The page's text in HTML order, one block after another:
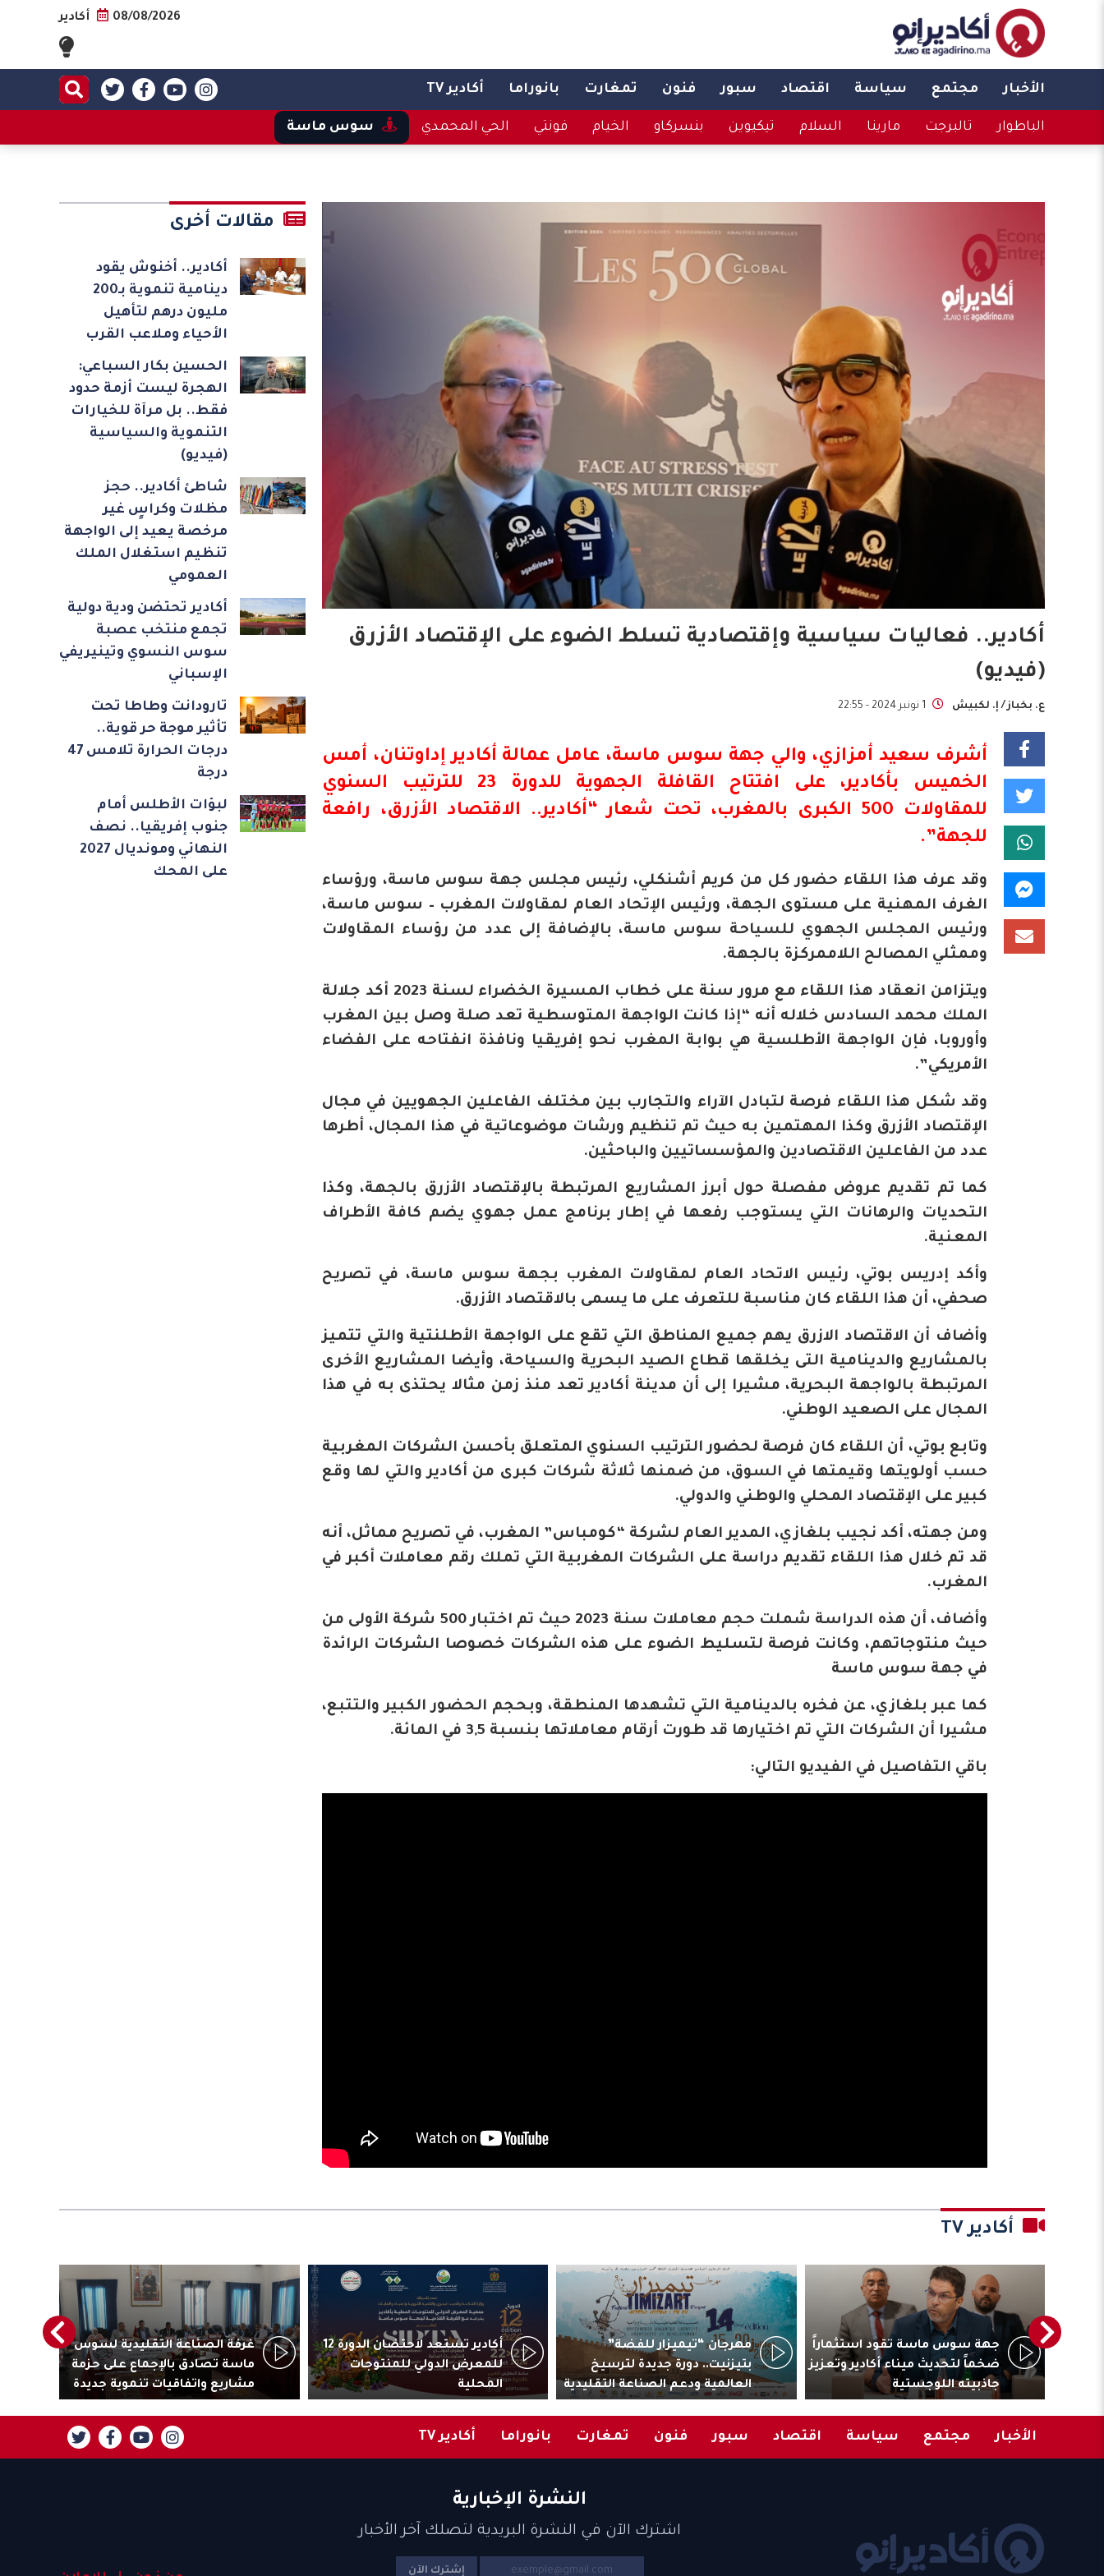
08/08/2026 أكادير
الأخبار مجتمع سياسة اقتصاد سبور فنون تمغارت بانوراما أكادير TV
الباطوار تالبرجت مارينا السلام تيكيوين بنسركاو الخيام فونتي الحي المحمدي سوس ماسة
أكادير.. فعاليات سياسية وإقتصادية تسلط الضوء على الإقتصاد الأزرق
(فيديو)
ع. بخباز / إ. لكبيش 1 نونبر 2024 - 22:55
أشرف سعيد أمزازي، والي جهة سوس ماسة، عامل عمالة أكاديرإداوتنان، أمس
الخميس بأكادير، على افتتاح القافلة الجهوية
للدورة 23 للترتيب السنوي
للمقاولات 500 الكبرى بالمغرب، تحت شعار “أكادير.. الاقتصاد الأزرق، رافعة
للجهة”.
وقد عرف هذا اللقاء حضور كل من كريم أشنكلي، رئيس مجلس جهة سوس ماسة، ورؤساء
الغرف المهنية على مستوى الجهة، ورئيس الإتحاد العام لمقاولات المغرب – سوس ماسة،
ورئيس المجلس الجهوي للسياحة سوس ماسة، بالإضافة إلى عدد من رؤساء المقاولات
وممثلي المصالح اللاممركزة بالجهة.
ويتزامن انعقاد هذا اللقاء مع مرور سنة على خطاب المسيرة الخضراء لسنة 2023 أكد جلالة
الملك محمد السادس خلاله أنه “إذا كانت الواجهة المتوسطية تعد صلة وصل بين المغرب
وأوروبا، فإن الواجهة الأطلسية هي بوابة المغرب نحو إفريقيا ونافذة انفتاحه على الفضاء
الأمريكي”.
وقد شكل هذا اللقاء فرصة لتبادل الآراء والتجارب بين مختلف الفاعلين الجهويين في مجال
الإقتصاد الأزرق وكذا المهتمين به حيث تم تنظيم ورشات موضوعاتية في هذا المجال، أطرها
عدد من الفاعلين الاقتصادين والمؤسساتيين والباحثين.
كما تم تقديم عروض مفصلة حول أبرز المشاريع المرتبطة بالإقتصاد الأزرق بالجهة، وكذا
التحديات والرهانات التي يستوجب رفعها في إطار برنامج عمل جهوي يضم كافة الأطراف
المعنية.
وأكد إدريس بوتي، رئيس الاتحاد العام لمقاولات المغرب بجهة سوس ماسة، في تصريح
صحفي، أن هذا اللقاء كان مناسبة للتعرف على ما يسمى بالاقتصاد الأزرق.
وأضاف أن الاقتصاد الازرق يهم جميع المناطق التي تقع على الواجهة الأطلنتية والتي تتميز
بالمشاريع والدينامية التى يخلقها قطاع الصيد البحرية والسياحة، وأيضا المشاريع الأخرى
المرتبطة بالواجهة البحرية، مشيرا إلى أن مدينة أكادير تعد منذ زمن مثالا يحتذى به في هذا
المجال على الصعيد الوطني.
وتابع بوتي، أن اللقاء كان فرصة لحضور الترتيب السنوي المتعلق بأحسن الشركات المغربية
حسب أولويتها وقيمتها في السوق، من ضمنها ثلاثة شركات كبرى من أكادير والتي لها وقع
كبير على الإقتصاد المحلي والوطني والدولي.
ومن جهته، أكد نجيب بلغازي، المدير العام لشركة “كومباس” المغرب، في تصريح مماثل، أنه
قد تم خلال هذا اللقاء تقديم دراسة على الشركات المغربية التي تملك رقم معاملات أكبر في
المغرب.
وأضاف، أن هذه الدراسة شملت حجم معاملات سنة 2023 حيث تم اختبار 500 شركة الأولى من
حيث منتوجاتهم، وكانت فرصة لتسليط الضوء على هذه الشركات خصوصا الشركات الرائدة
في جهة سوس ماسة
كما عبر بلغازي، عن فخره بالدينامية التي تشهدها المنطقة، وبحجم الحضور الكبير والتتبع،
مشيرا أن الشركات التي تم اختيارها قد طورت أرقام معاملاتها بنسبة 3,5 في المائة.
باقي التفاصيل في الفيديو التالي:
مقالات أخرى
أكادير.. أخنوش يقود
دينامية تنموية بـ200
مليون درهم لتأهيل
الأحياء وملاعب القرب
الحسين بكار السباعي:
الهجرة ليست أزمة حدود
فقط.. بل مرآة للخيارات
التنموية والسياسية
(فيديو)
شاطئ أكادير.. حجز
مظلات وكراسٍ غير
مرخصة يعيد إلى الواجهة
تنظيم استغلال الملك
العمومي
أكادير تحتضن ودية دولية
تجمع منتخب عصبة
سوس النسوي وتينيريفي
الإسباني
تارودانت وطاطا تحت
تأثير موجة حر قوية..
درجات الحرارة تلامس 47
درجة
لبؤات الأطلس أمام
جنوب إفريقيا.. نصف
النهائي ومونديال 2027
على المحك
أكادير TV
جهة سوس ماسة تقود استثماراً
ضخماً لتحديث ميناء أكادير وتعزيز
جاذبيته اللوجستية
مهرجان “تيميزار للفضة”
بتيزنيت.. دورة جديدة لترسيخ
العالمية ودعم الصناعة التقليدية
أكادير تستعد لاحتضان الدورة 12
للمعرض الدولي للمنتوجات
المحلية
غرفة الصناعة التقليدية لسوس
ماسة تصادق بالإجماع على حزمة
مشاريع واتفاقيات تنموية جديدة
الأخبار مجتمع سياسة اقتصاد سبور فنون تمغارت بانوراما أكادير TV
النشرة الإخبارية
اشترك الآن في النشرة البريدية لتصلك آخر الأخبار
إشترك الآن